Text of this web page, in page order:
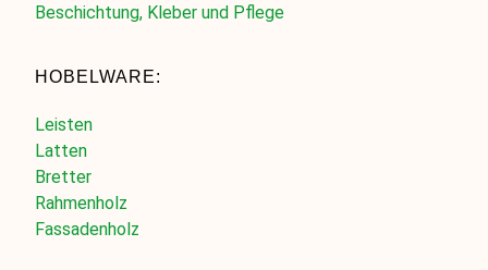
Beschichtung, Kleber und Pflege
HOBELWARE:
Leisten
Latten
Bretter
Rahmenholz
Fassadenholz